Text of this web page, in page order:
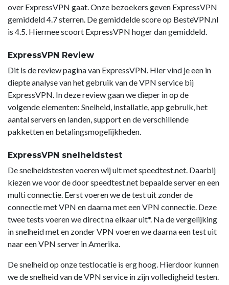
over ExpressVPN gaat. Onze bezoekers geven ExpressVPN
gemiddeld 4.7 sterren. De gemiddelde score op BesteVPN.nl
is 4.5. Hiermee scoort ExpressVPN hoger dan gemiddeld.
ExpressVPN Review
Dit is de review pagina van ExpressVPN. Hier vind je een in
diepte analyse van het gebruik van de VPN service bij
ExpressVPN. In deze review gaan we dieper in op de
volgende elementen: Snelheid, installatie, app gebruik, het
aantal servers en landen, support en de verschillende
pakketten en betalingsmogelijkheden.
ExpressVPN snelheidstest
De snelheidstesten voeren wij uit met speedtest.net. Daarbij
kiezen we voor de door speedtest.net bepaalde server en een
multi connectie. Eerst voeren we de test uit zonder de
connectie met VPN en daarna met een VPN connectie. Deze
twee tests voeren we direct na elkaar uit*. Na de vergelijking
in snelheid met en zonder VPN voeren we daarna een test uit
naar een VPN server in Amerika.
De snelheid op onze testlocatie is erg hoog. Hierdoor kunnen
we de snelheid van de VPN service in zijn volledigheid testen.